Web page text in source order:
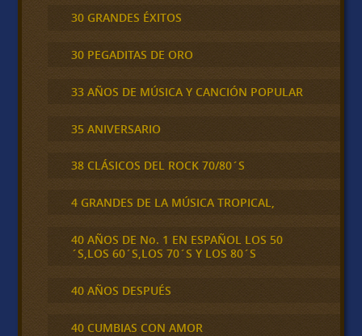
30 GRANDES ÉXITOS
30 PEGADITAS DE ORO
33 AÑOS DE MÚSICA Y CANCIÓN POPULAR
35 ANIVERSARIO
38 CLÁSICOS DEL ROCK 70/80´S
4 GRANDES DE LA MÚSICA TROPICAL,
40 AÑOS DE No. 1 EN ESPAÑOL LOS 50
´S,LOS 60´S,LOS 70´S Y LOS 80´S
40 AÑOS DESPUÉS
40 CUMBIAS CON AMOR